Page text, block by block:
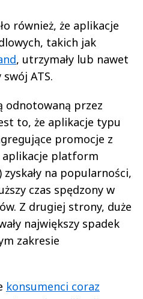
również, że aplikacje
takich jak
, utrzymały lub nawet
swój ATS.
odnotowaną przez
to, że aplikacje typu
promocje z
aplikacje platform
zyskały na popularności,
czas spędzony w
Z drugiej strony, duże
największy spadek
zakresie
konsumenci coraz